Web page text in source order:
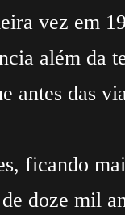
vez em
além da
antes das
ficando
doze mil